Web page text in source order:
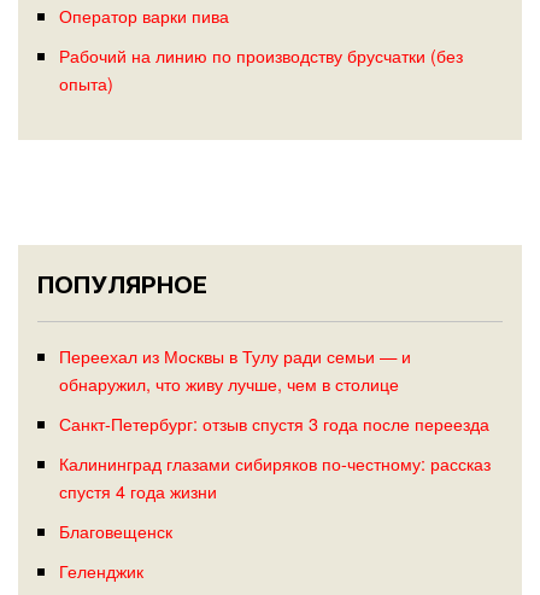
Оператор варки пива
Рабочий на линию по производству брусчатки (без
опыта)
ПОПУЛЯРНОЕ
Переехал из Москвы в Тулу ради семьи — и
обнаружил, что живу лучше, чем в столице
Санкт-Петербург: отзыв спустя 3 года после переезда
Калининград глазами сибиряков по-честному: рассказ
спустя 4 года жизни
Благовещенск
Геленджик